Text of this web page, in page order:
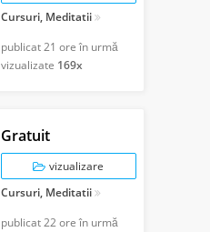
Cursuri, Meditatii
publicat21 ore în urmă
vizualizate 169x
Gratuit
vizualizare
Cursuri, Meditatii
publicat22 ore în urmă